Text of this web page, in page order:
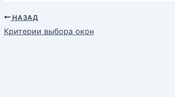
НАЗАД
Критерии выбора окон